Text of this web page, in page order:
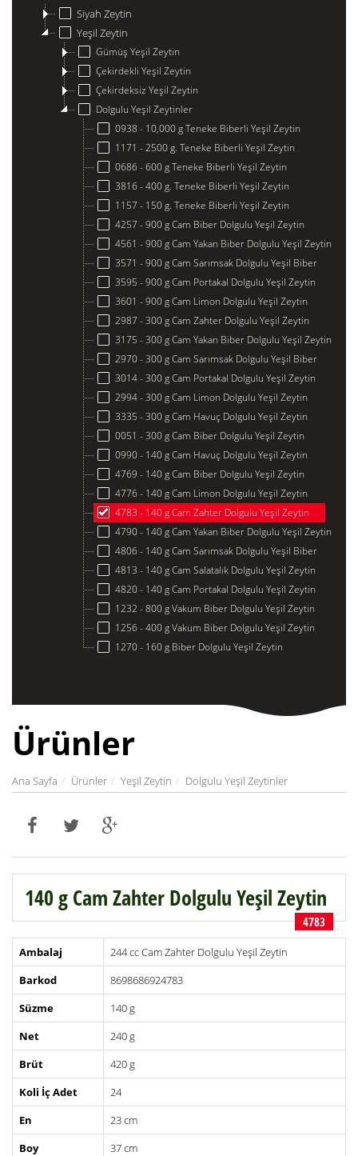
Siyah Zeytin
Yeşil Zeytin
Gümüş Yeşil Zeytin
Çekirdekli Yeşil Zeytin
Çekirdeksiz Yeşil Zeytin
Dolgulu Yeşil Zeytinler
0938 - 10,000 g Teneke Biberli Yeşil Zeytin
1171 - 2500 g. Teneke Biberli Yeşil Zeytin
0686 - 600 g Teneke Biberli Yeşil Zeytin
3816 - 400 g. Teneke Biberli Yeşil Zeytin
1157 - 150 g. Teneke Biberli Yeşil Zeytin
4257 - 900 g Cam Biber Dolgulu Yeşil Zeytin
4561 - 900 g Cam Yakan Biber Dolgulu Yeşil Zeytin
3571 - 900 g Cam Sarımsak Dolgulu Yeşil Biber
3595 - 900 g Cam Portakal Dolgulu Yeşil Zeytin
3601 - 900 g Cam Limon Dolgulu Yeşil Zeytin
2987 - 300 g Cam Zahter Dolgulu Yeşil Zeytin
3175 - 300 g Cam Yakan Biber Dolgulu Yeşil Zeytin
2970 - 300 g Cam Sarımsak Dolgulu Yeşil Biber
3014 - 300 g Cam Portakal Dolgulu Yeşil Zeytin
2994 - 300 g Cam Limon Dolgulu Yeşil Zeytin
3335 - 300 g Cam Havuç Dolgulu Yeşil Zeytin
0051 - 300 g Cam Biber Dolgulu Yeşil Zeytin
0990 - 140 g Cam Havuç Dolgulu Yeşil Zeytin
4769 - 140 g Cam Biber Dolgulu Yeşil Zeytin
4776 - 140 g Cam Limon Dolgulu Yeşil Zeytin
4783 - 140 g Cam Zahter Dolgulu Yeşil Zeytin
4790 - 140 g Cam Yakan Biber Dolgulu Yeşil Zeytin
4806 - 140 g Cam Sarımsak Dolgulu Yeşil Biber
4813 - 140 g Cam Salatalık Dolgulu Yeşil Zeytin
4820 - 140 g Cam Portakal Dolgulu Yeşil Zeytin
1232 - 800 g Vakum Biber Dolgulu Yeşil Zeytin
1256 - 400 g Vakum Biber Dolgulu Yeşil Zeytin
1270 - 160 g Biber Dolgulu Yeşil Zeytin
Ürünler
Ana Sayfa Ürünler Yeşil Zeytin Dolgulu Yeşil Zeytinler
140 g Cam Zahter Dolgulu Yeşil Zeytin
4783
Ambalaj
244 cc Cam Zahter Dolgulu Yeşil Zeytin
Barkod
8698686924783
Süzme
140 g
Net
240 g
Brüt
420 g
Koli İç Adet
24
En
23 cm
Boy
37 cm